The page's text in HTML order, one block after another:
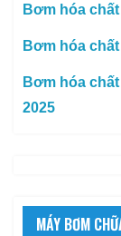
Bơm hóa
Bơm hóa
Bơm hóa
2025
MÁY BƠM